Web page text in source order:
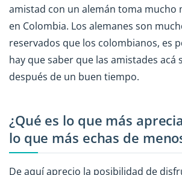
amistad con un alemán toma mucho
en Colombia. Los alemanes son
reservados que los colombianos, es
hay que saber que las amistades acá
después de un buen tiempo.
¿Qué es lo que más
lo que más echas de
De aquí aprecio la posibilidad de